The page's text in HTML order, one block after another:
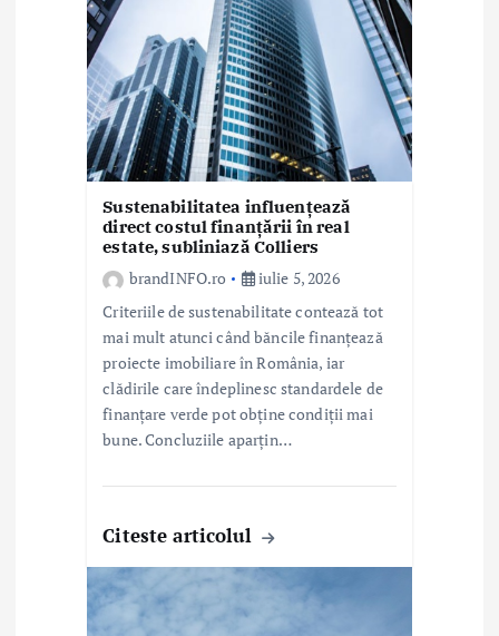
Sustenabilitatea influențează
direct costul finanțării în real
estate, subliniază Colliers
brandINFO.ro
iulie 5, 2026
Criteriile de sustenabilitate contează tot
mai mult atunci când băncile finanțează
proiecte imobiliare în România, iar
clădirile care îndeplinesc standardele de
finanțare verde pot obține condiții mai
bune. Concluziile aparțin…
Citeste articolul